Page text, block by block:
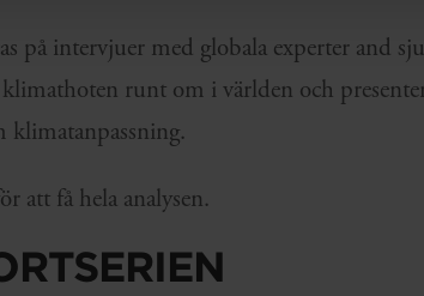
på intervjuer med globala experter and
klimathoten runt om i världen och
klimatanpassning.
att få hela analysen.